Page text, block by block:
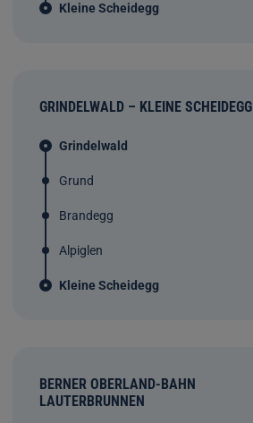
Kleine Scheidegg
GRINDELWALD – KLEINE SCHEIDEGG
Grindelwald
Grund
Brandegg
Alpiglen
Kleine Scheidegg
BERNER OBERLAND-BAHN
LAUTERBRUNNEN